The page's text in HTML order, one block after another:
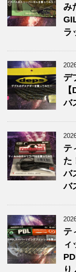
み
ラ
デ
バ
テ
た
バ
バ
テ
ィ
り